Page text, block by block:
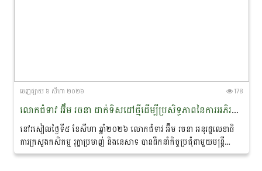
ចេញ​ផ្សាយ​ ៦ សីហា ២០២៦ 178
លោកជំទាវ អ៊ឹម រចនា ដាក់ទិសដៅថ្មីដើម្បីប្រសិទ្ធភាពនៃការអភិរក្ស​ផ្សោត​ទន្លេមេគង្គ និងផ្តាំផ្ញើឱ្យឆ្មាំទន្លេយកចិត្តទុកដាក់លើសុវត្ថិភាព​ពេលចេញល្បាតក្នុងរដូវវស្សា
នៅរសៀលថ្ងៃទី៥ ខែសីហា ឆ្នាំ២០២៦ លោកជំទាវ អ៊ឹម រចនា អនុរដ្ឋ​លេខាធិ
ការក្រសួងកសិកម្ម រុក្ខាប្រមាញ់ និងនេសាទ បានដឹកនាំកិច្ចប្រជុំជាមួយមន្ត្រី
ជំនាញ ដែលមានលោកបណ្ឌិត...